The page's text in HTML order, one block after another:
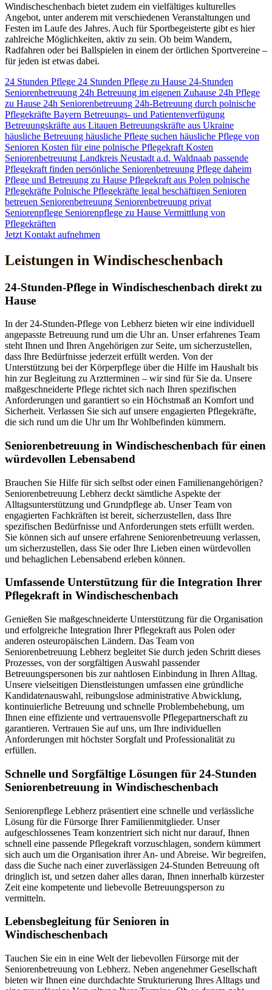
Windischeschenbach bietet zudem ein vielfältiges kulturelles
Angebot, unter anderem mit verschiedenen Veranstaltungen und
Festen im Laufe des Jahres. Auch für Sportbegeisterte gibt es hier
zahlreiche Möglichkeiten, aktiv zu sein. Ob beim Wandern,
Radfahren oder bei Ballspielen in einem der örtlichen Sportvereine –
für jeden ist etwas dabei.
24 Stunden Pflege 24 Stunden Pflege zu Hause 24-Stunden
Seniorenbetreuung 24h Betreuung im eigenen Zuhause 24h Pflege
zu Hause 24h Seniorenbetreuung 24h-Betreuung durch polnische
Pflegekräfte Bayern Betreuungs- und Patientenverfügung
Betreuungskräfte aus Litauen Betreuungskräfte aus Ukraine
häusliche Betreuung häusliche Pflege suchen häusliche Pflege von
Senioren Kosten für eine polnische Pflegekraft Kosten
Seniorenbetreuung Landkreis Neustadt a.d. Waldnaab passende
Pflegekraft finden persönliche Seniorenbetreuung Pflege daheim
Pflege und Betreuung zu Hause Pflegekraft aus Polen polnische
Pflegekräfte Polnische Pflegekräfte legal beschäftigen Senioren
betreuen Seniorenbetreuung Seniorenbetreuung privat
Seniorenpflege Seniorenpflege zu Hause Vermittlung von
Pflegekräften
Jetzt Kontakt aufnehmen
Leistungen in Windischeschenbach
24-Stunden-Pflege in Windischeschenbach direkt zu
Hause
In der 24-Stunden-Pflege von Lebherz bieten wir eine individuell
angepasste Betreuung rund um die Uhr an. Unser erfahrenes Team
steht Ihnen und Ihren Angehörigen zur Seite, um sicherzustellen,
dass Ihre Bedürfnisse jederzeit erfüllt werden. Von der
Unterstützung bei der Körperpflege über die Hilfe im Haushalt bis
hin zur Begleitung zu Arztterminen – wir sind für Sie da. Unsere
maßgeschneiderte Pflege richtet sich nach Ihren spezifischen
Anforderungen und garantiert so ein Höchstmaß an Komfort und
Sicherheit. Verlassen Sie sich auf unsere engagierten Pflegekräfte,
die sich rund um die Uhr um Ihr Wohlbefinden kümmern.
Senioren­betreuung in Windischeschenbach für einen
würdevollen Lebensabend
Brauchen Sie Hilfe für sich selbst oder einen Familienangehörigen?
Seniorenbetreuung Lebherz deckt sämtliche Aspekte der
Alltagsunterstützung und Grundpflege ab. Unser Team von
engagierten Fachkräften ist bereit, sicherzustellen, dass Ihre
spezifischen Bedürfnisse und Anforderungen stets erfüllt werden.
Sie können sich auf unsere erfahrene Seniorenbetreuung verlassen,
um sicherzustellen, dass Sie oder Ihre Lieben einen würdevollen
und behaglichen Lebensabend erleben können.
Umfassende Unterstützung für die Integration Ihrer
Pflegekraft in Windischeschenbach
Genießen Sie maßgeschneiderte Unterstützung für die Organisation
und erfolgreiche Integration Ihrer Pflegekraft aus Polen oder
anderen osteuropäischen Ländern. Das Team von
Seniorenbetreuung Lebherz begleitet Sie durch jeden Schritt dieses
Prozesses, von der sorgfältigen Auswahl passender
Betreuungspersonen bis zur nahtlosen Einbindung in Ihren Alltag.
Unsere vielseitigen Dienstleistungen umfassen eine gründliche
Kandidatenauswahl, reibungslose administrative Abwicklung,
kontinuierliche Betreuung und schnelle Problembehebung, um
Ihnen eine effiziente und vertrauensvolle Pflegepartnerschaft zu
garantieren. Vertrauen Sie auf uns, um Ihre individuellen
Anforderungen mit höchster Sorgfalt und Professionalität zu
erfüllen.
Schnelle und Sorgfältige Lösungen für 24-Stunden
Seniorenbetreuung in Windischeschenbach
Seniorenpflege Lebherz präsentiert eine schnelle und verlässliche
Lösung für die Fürsorge Ihrer Familienmitglieder. Unser
aufgeschlossenes Team konzentriert sich nicht nur darauf, Ihnen
schnell eine passende Pflegekraft vorzuschlagen, sondern kümmert
sich auch um die Organisation ihrer An- und Abreise. Wir begreifen,
dass die Suche nach einer zuverlässigen 24-Stunden Betreuung oft
dringlich ist, und setzen daher alles daran, Ihnen innerhalb kürzester
Zeit eine kompetente und liebevolle Betreuungsperson zu
vermitteln.
Lebensbegleitung für Senioren in
Windischeschenbach
Tauchen Sie ein in eine Welt der liebevollen Fürsorge mit der
Seniorenbetreuung von Lebherz. Neben angenehmer Gesellschaft
bieten wir Ihnen eine durchdachte Strukturierung Ihres Alltags und